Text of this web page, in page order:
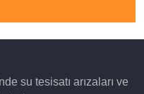
su tesisatı arızaları ve